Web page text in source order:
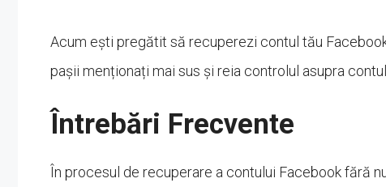
Acum ești pregătit să recuperezi contul tău
pașii menționați mai sus și reia controlul asupra
Întrebări Frecvente
În procesul de recuperare a contului Facebook fără